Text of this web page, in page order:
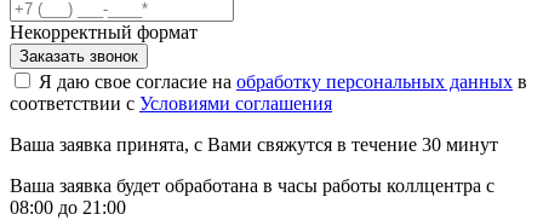
Некорректный формат
Заказать звонок
Я даю свое согласие на обработку персональных данных в
соответствии с Условиями соглашения
Ваша заявка принята, с Вами свяжутся в течение 30 минут
Ваша заявка будет обработана в часы работы коллцентра с
08:00 до 21:00